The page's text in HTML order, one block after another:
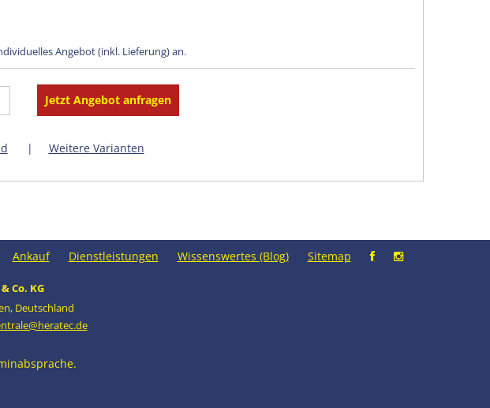
Angebot (inkl. Lieferung) an.
| Weitere Varianten
Ankauf Dienstleistungen Wissenswertes (Blog) Sitemap
Co. KG
, Deutschland